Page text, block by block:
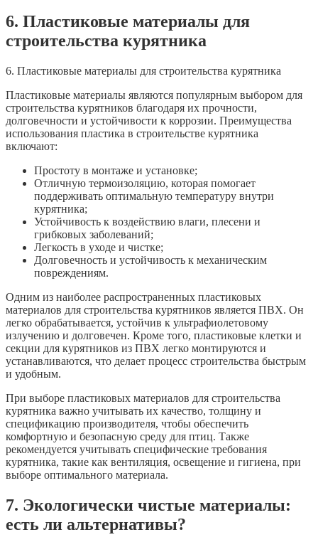
6. Пластиковые материалы для
строительства курятника
6. Пластиковые материалы для строительства курятника
Пластиковые материалы являются популярным выбором для
строительства курятников благодаря их прочности,
долговечности и устойчивости к коррозии. Преимущества
использования пластика в строительстве курятника
включают:
Простоту в монтаже и установке;
Отличную термоизоляцию, которая помогает
поддерживать оптимальную температуру внутри
курятника;
Устойчивость к воздействию влаги, плесени и
грибковых заболеваний;
Легкость в уходе и чистке;
Долговечность и устойчивость к механическим
повреждениям.
Одним из наиболее распространенных пластиковых
материалов для строительства курятников является ПВХ. Он
легко обрабатывается, устойчив к ультрафиолетовому
излучению и долговечен. Кроме того, пластиковые клетки и
секции для курятников из ПВХ легко монтируются и
устанавливаются, что делает процесс строительства быстрым
и удобным.
При выборе пластиковых материалов для строительства
курятника важно учитывать их качество, толщину и
спецификацию производителя, чтобы обеспечить
комфортную и безопасную среду для птиц. Также
рекомендуется учитывать специфические требования
курятника, такие как вентиляция, освещение и гигиена, при
выборе оптимального материала.
7. Экологически чистые материалы:
есть ли альтернативы?